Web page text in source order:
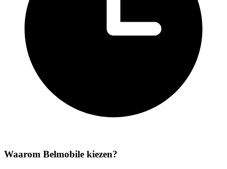
Waarom Belmobile kiezen?